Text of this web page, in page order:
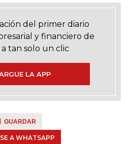
del primer diario
y financiero de
tan solo un clic
LA APP
GUARDAR
A WHATSAPP